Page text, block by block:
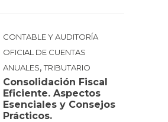
CONTABLE Y AUDITORÍA
OFICIAL DE CUENTAS
ANUALES,TRIBUTARIO
Consolidación Fiscal
Eficiente. Aspectos
Esenciales y Consejos
Prácticos.